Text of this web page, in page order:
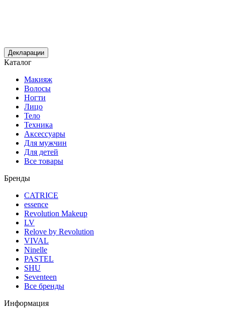
Декларации
Каталог
Макияж
Волосы
Ногти
Лицо
Тело
Техника
Аксессуары
Для мужчин
Для детей
Все товары
Бренды
CATRICE
essence
Revolution Makeup
LV
Relove by Revolution
VIVAL
Ninelle
PASTEL
SHU
Seventeen
Все бренды
Информация